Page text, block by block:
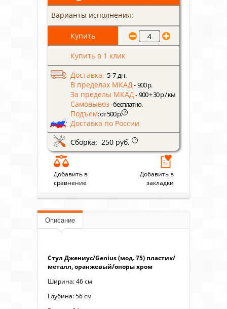
Варианты исполнения:
Купить в 1 клик
Доставка, 5-7 дн.
В пределах МКАД- 900 р.
За пределы МКАД- 900 + 30 р / км
Самовывоз- бесплатно.
Подъем: от 500 р. ?
Доставка по России
Сборка: 250 руб.
?
Добавить в
сравнение
Добавить в
закладки
Описание
Стул Джениус/Genius (мод. 75) пластик/
металл, оранжевый/опоры хром
Ширина: 46 см
Глубина: 56 см